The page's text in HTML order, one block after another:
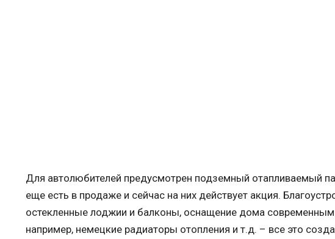
Для автолюбителей предусмотрен подземный отапливаемый
еще есть в продаже и сейчас на них действует акция.
остекленные лоджии и балконы, оснащение дома
например, немецкие радиаторы отопления и т.д. – все это